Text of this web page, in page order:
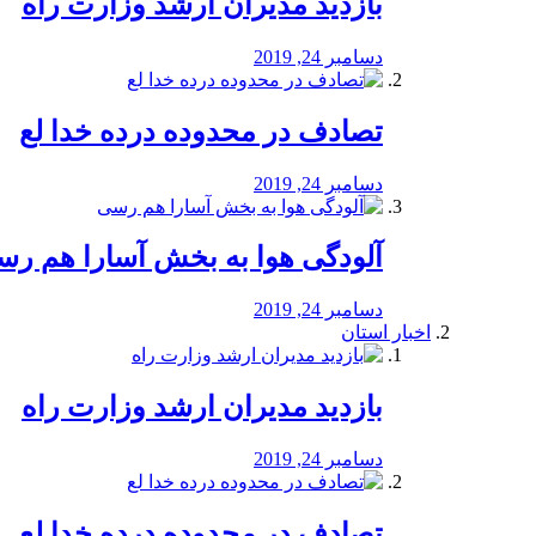
دسامبر 24, 2019
تصادف در محدوده درده خدا لع
دسامبر 24, 2019
آلودگی هوا به بخش آسارا هم
دسامبر 24, 2019
اخبار استان
بازدید مدیران ارشد وزارت راه
دسامبر 24, 2019